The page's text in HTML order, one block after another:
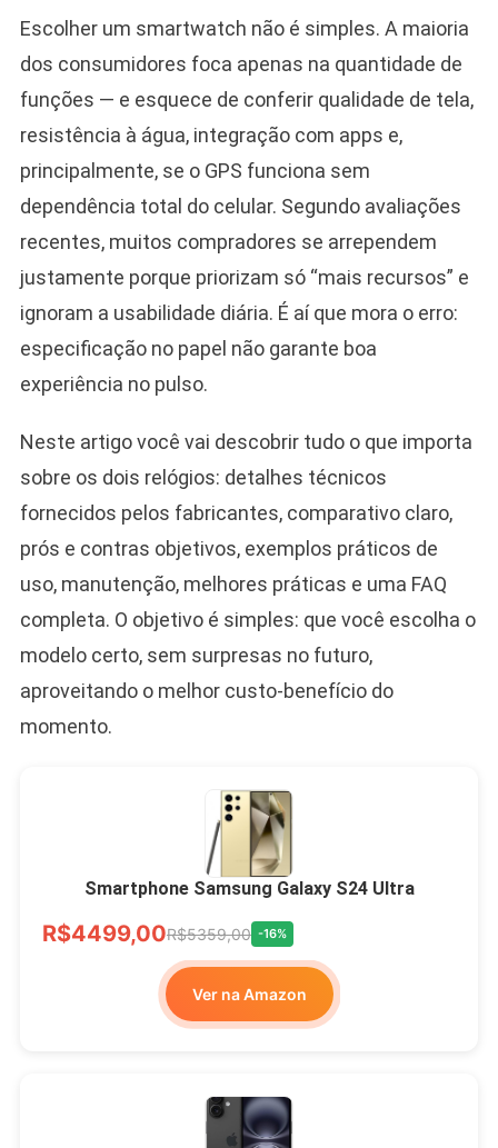
Escolher um smartwatch não é simples. A maioria
dos consumidores foca apenas na quantidade de
funções — e esquece de conferir qualidade de tela,
resistência à água, integração com apps e,
principalmente, se o GPS funciona sem
dependência total do celular. Segundo avaliações
recentes, muitos compradores se arrependem
justamente porque priorizam só “mais recursos” e
ignoram a usabilidade diária. É aí que mora o erro:
especificação no papel não garante boa
experiência no pulso.
Neste artigo você vai descobrir tudo o que importa
sobre os dois relógios: detalhes técnicos
fornecidos pelos fabricantes, comparativo claro,
prós e contras objetivos, exemplos práticos de
uso, manutenção, melhores práticas e uma FAQ
completa. O objetivo é simples: que você escolha o
modelo certo, sem surpresas no futuro,
aproveitando o melhor custo-benefício do
momento.
Smartphone Samsung Galaxy S24 Ultra
R$4499,00R$5359,00 -16%
Ver na Amazon